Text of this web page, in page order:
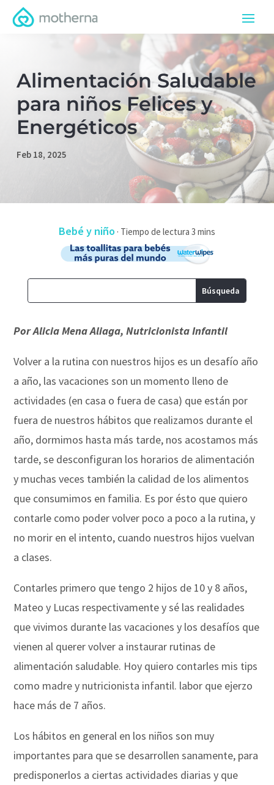
Alimentación Saludable
para niños Felices y
Energéticos
Feb 18, 2025
Bebé y niño ·
Por Alicia Mena Aliaga, Nutricionista Infantil
Volver a la rutina con nuestros hijos es un desafío año
a año, las vacaciones son un momento lleno de
actividades (en casa o fuera de casa) que están por
fuera de nuestros hábitos que realizamos durante el
año, dormimos hasta más tarde, nos acostamos más
tarde, se desconfiguran los horarios de alimentación
y muchas veces también la calidad de los alimentos
que consumimos en familia. Es por ésto que quiero
contarle como poder volver poco a poco a la rutina, y
no morir en el intento, cuando nuestros hijos vuelvan
a clases.
Contarles primero que tengo 2 hijos de 10 y 8 años,
Mateo y Lucas respectivamente y sé las realidades
que vivimos durante las vacaciones y los desafíos que
vienen al querer volver a instaurar rutinas de
alimentación saludable. Hoy quiero contarles mis tips
como madre y nutricionista infantil. labor que ejerzo
hace más de 7 años.
Los hábitos en general en los niños son muy
importantes para que se desarrollen sanamente, para
predisponerlos a ciertas actividades diarias y que